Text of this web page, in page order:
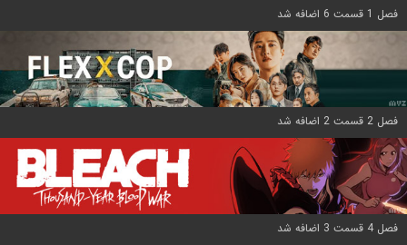
فصل 1 قسمت 6 اضافه شد
فصل 2 قسمت 2 اضافه شد
فصل 4 قسمت 3 اضافه شد